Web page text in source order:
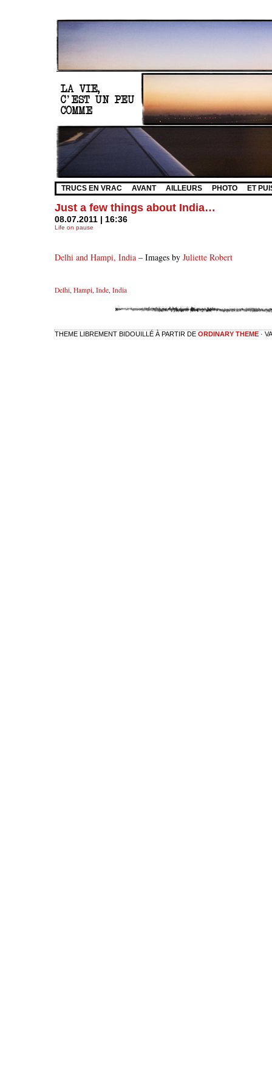
TRUCS EN VRAC AVANT AILLEURS PHOTO ET
Just a few things about India…
08.07.2011 | 16:36
Life on pause
Delhi and Hampi, India – Images by Juliette Robert
Delhi, Hampi, Inde, India
THEME LIBREMENT BIDOUILLÉ À PARTIR DE ORDINARY THEME ·